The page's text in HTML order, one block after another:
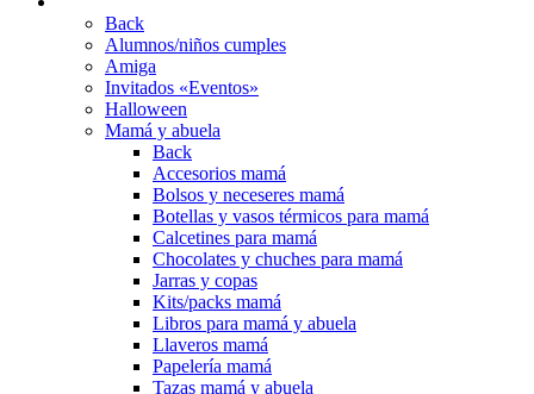
Back
Alumnos/niños cumples
Amiga
Invitados «Eventos»
Halloween
Mamá y abuela
Back
Accesorios mamá
Bolsos y neceseres mamá
Botellas y vasos térmicos para mamá
Calcetines para mamá
Chocolates y chuches para mamá
Jarras y copas
Kits/packs mamá
Libros para mamá y abuela
Llaveros mamá
Papelería mamá
Tazas mamá y abuela